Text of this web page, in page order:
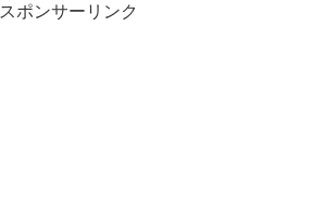
スポンサーリンク